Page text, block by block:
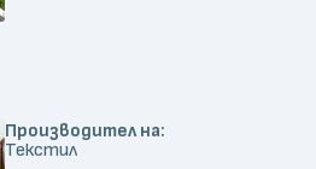
Производител на:
Текстил